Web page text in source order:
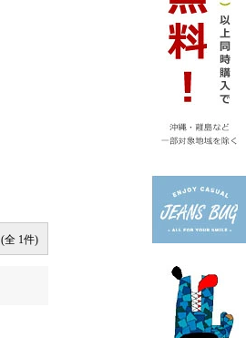
全 1件)